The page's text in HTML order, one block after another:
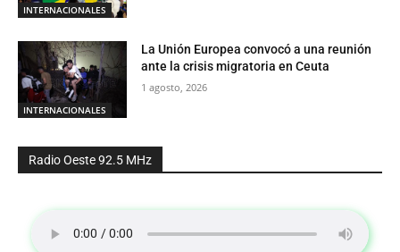
INTERNACIONALES
INTERNACIONALES
La Unión Europea convocó a una reunión
ante la crisis migratoria en Ceuta
1 agosto, 2026
Radio Oeste 92.5 MHz